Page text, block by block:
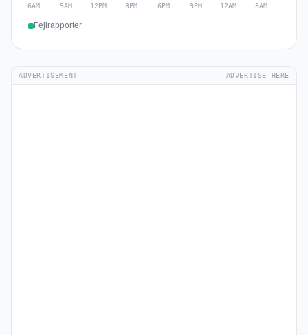
Fejlrapporter
ADVERTISEMENT ADVERTISE HERE